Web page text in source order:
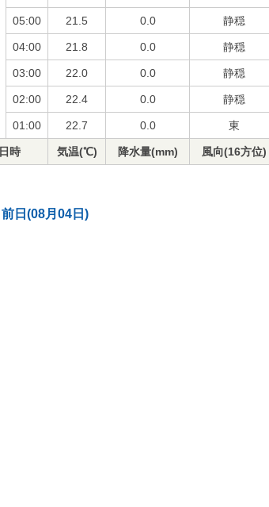
05:00 21.5 0.0 静穏
04:00 21.8 0.0 静穏
03:00 22.0 0.0 静穏
02:00 22.4 0.0 静穏
01:00 22.7 0.0 東
日時 気温(℃) 降水量(mm) 風向(16方位)
前日(08月04日)